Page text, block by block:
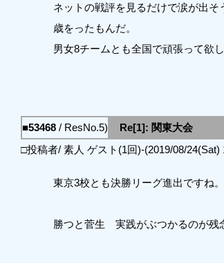
ネットの戦評を見るだけで涙が出そ
歳をったもんだ。
男女8チームとも全国で頑張って欲し
■53468/ ResNo.5)
Re[1]: 関東大会
□投稿者/ 素人 ゲスト(1回)-(2019/08/24(Sat)
東京3校とも決勝リーグ進出ですね。
勝つと菅生 実践がぶつかるのが残